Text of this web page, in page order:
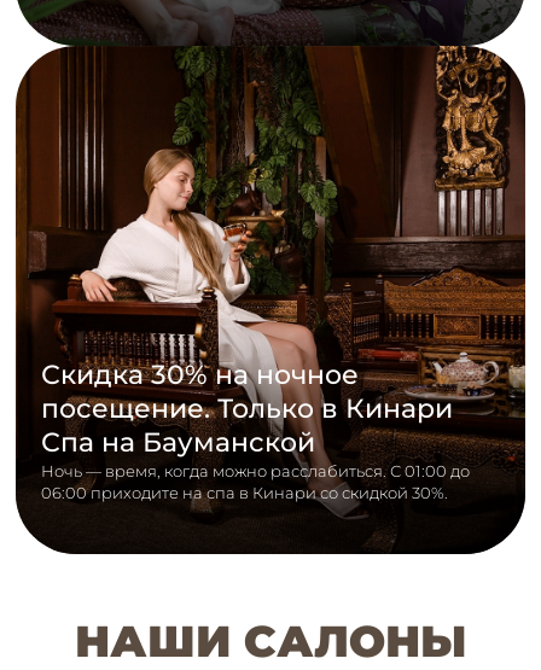
Скидка 30% на ночное
посещение. Только в Кинари
Спа на Бауманской
Ночь — время, когда можно расслабиться. С 01:00 до
06:00 приходите на спа в Кинари со скидкой 30%.
НАШИ САЛОНЫ